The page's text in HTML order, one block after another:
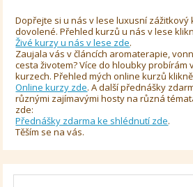
Dopřejte si u nás v lese luxusní zážitkový
dovolené. Přehled kurzů u nás v lese
Živé kurzy u nás v lese zde.
Zaujala vás v článcích aromaterapie,
cesta životem? Více do hloubky probírám
kurzech. Přehled mých online kurzů
Online kurzy zde. A další přednášky
různými zajímavými hosty na různá
zde:
Přednášky zdarma ke shlédnutí zde.
Těším se na vás.